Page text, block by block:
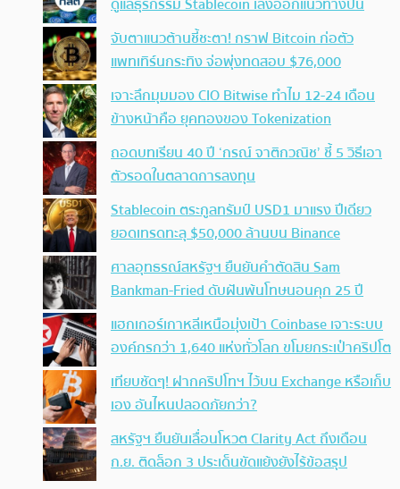
จับตาแนวต้านชี้ชะตา! กราฟ Bitcoin ก่อตัว
แพทเทิร์นกระทิง จ่อพุ่งทดสอบ $76,000
เจาะลึกมุมมอง CIO Bitwise ทำไม 12-24 เดือน
ข้างหน้าคือ ยุคทองของ Tokenization
ถอดบทเรียน 40 ปี ‘กรณ์ จาติกวณิช’ ชี้ 5 วิธีเอา
ตัวรอดในตลาดการลงทุน
Stablecoin ตระกูลทรัมป์ USD1 มาแรง ปีเดียว
ยอดเทรดทะลุ $50,000 ล้านบน Binance
ศาลอุทธรณ์สหรัฐฯ ยืนยันคำตัดสิน Sam
Bankman-Fried ดับฝันพ้นโทษนอนคุก 25 ปี
แฮกเกอร์เกาหลีเหนือมุ่งเป้า Coinbase เจาะระบบ
องค์กรกว่า 1,640 แห่งทั่วโลก ขโมยกระเป๋าคริปโต
เทียบชัดๆ! ฝากคริปโทฯ ไว้บน Exchange หรือเก็บ
เอง อันไหนปลอดภัยกว่า?
สหรัฐฯ ยืนยันเลื่อนโหวต Clarity Act ถึงเดือน
ก.ย. ติดล็อก 3 ประเด็นขัดแย้งยังไร้ข้อสรุป